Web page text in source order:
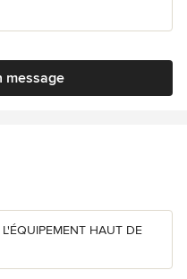
message
HAUT DE